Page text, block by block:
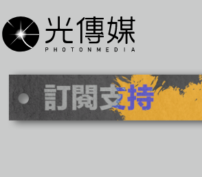
至
主
內